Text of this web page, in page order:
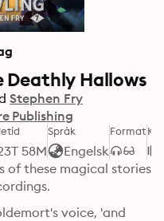
Hallows
Stephen Fry
Publishing
58M
Språk
Engelsk
Format
of these magical stories
voice, 'and